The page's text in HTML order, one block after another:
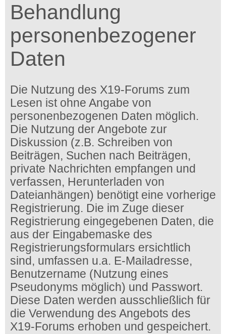
Behandlung
personenbezogener
Daten
Die Nutzung des X19-Forums zum
Lesen ist ohne Angabe von
personenbezogenen Daten möglich.
Die Nutzung der Angebote zur
Diskussion (z.B. Schreiben von
Beiträgen, Suchen nach Beiträgen,
private Nachrichten empfangen und
verfassen, Herunterladen von
Dateianhängen) benötigt eine vorherige
Registrierung. Die im Zuge dieser
Registrierung eingegebenen Daten, die
aus der Eingabemaske des
Registrierungsformulars ersichtlich
sind, umfassen u.a. E-Mailadresse,
Benutzername (Nutzung eines
Pseudonyms möglich) und Passwort.
Diese Daten werden ausschließlich für
die Verwendung des Angebots des
X19-Forums erhoben und gespeichert.